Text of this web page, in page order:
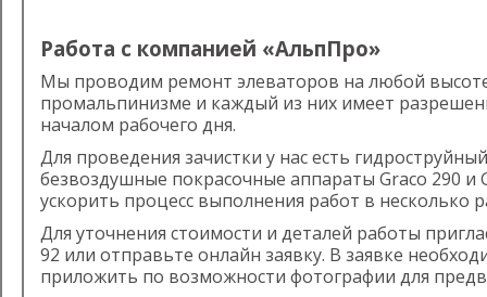
Работа с компанией «АльпПро»
Мы проводим ремонт элеваторов на любой
промальпинизме и каждый из них имеет
началом рабочего дня.
Для проведения зачистки у нас есть
безвоздушные покрасочные аппараты Graco 290
ускорить процесс выполнения работ в несколько
Для уточнения стоимости и деталей работы
92 или отправьте онлайн заявку. В заявке
приложить по возможности фотографии для